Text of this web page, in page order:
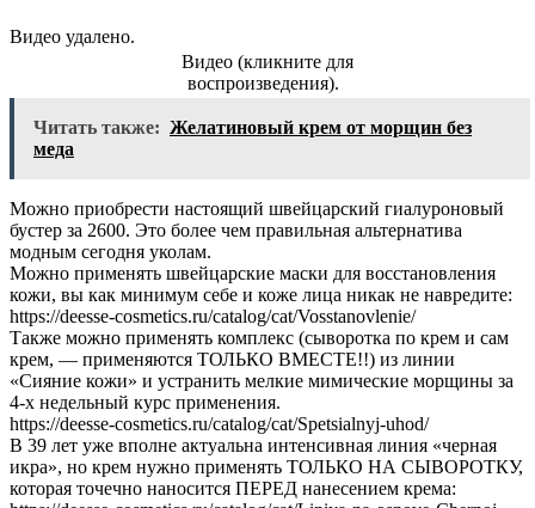
Видео удалено.
Видео (кликните для
воспроизведения).
Читать также: Желатиновый крем от морщин без
меда
Можно приобрести настоящий швейцарский гиалуроновый
бустер за 2600. Это более чем правильная альтернатива
модным сегодня уколам.
Можно применять швейцарские маски для восстановления
кожи, вы как минимум себе и коже лица никак не навредите:
https://deesse-cosmetics.ru/catalog/cat/Vosstanovlenie/
Также можно применять комплекс (сыворотка по крем и сам
крем, — применяются ТОЛЬКО ВМЕСТЕ!!) из линии
«Сияние кожи» и устранить мелкие мимические морщины за
4-х недельный курс применения.
https://deesse-cosmetics.ru/catalog/cat/Spetsialnyj-uhod/
В 39 лет уже вполне актуальна интенсивная линия «черная
икра», но крем нужно применять ТОЛЬКО НА СЫВОРОТКУ,
которая точечно наносится ПЕРЕД нанесением крема: